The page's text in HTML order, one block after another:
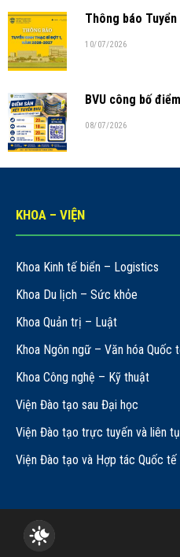
Thông báo
10/07/2026
BVU công bố
08/07/2026
KHOA – VIỆN
Khoa Kinh tế biển – Logistics
Khoa Du lịch – Sức khỏe
Khoa Quản trị – Luật
Khoa Ngôn ngữ – Văn hóa Quốc
Khoa Công nghệ – Kỹ thuật
Viện Đào tạo sau Đại học
Viện Đào tạo trực tuyến và liên
Viện Đào tạo và Hợp tác Quốc tế